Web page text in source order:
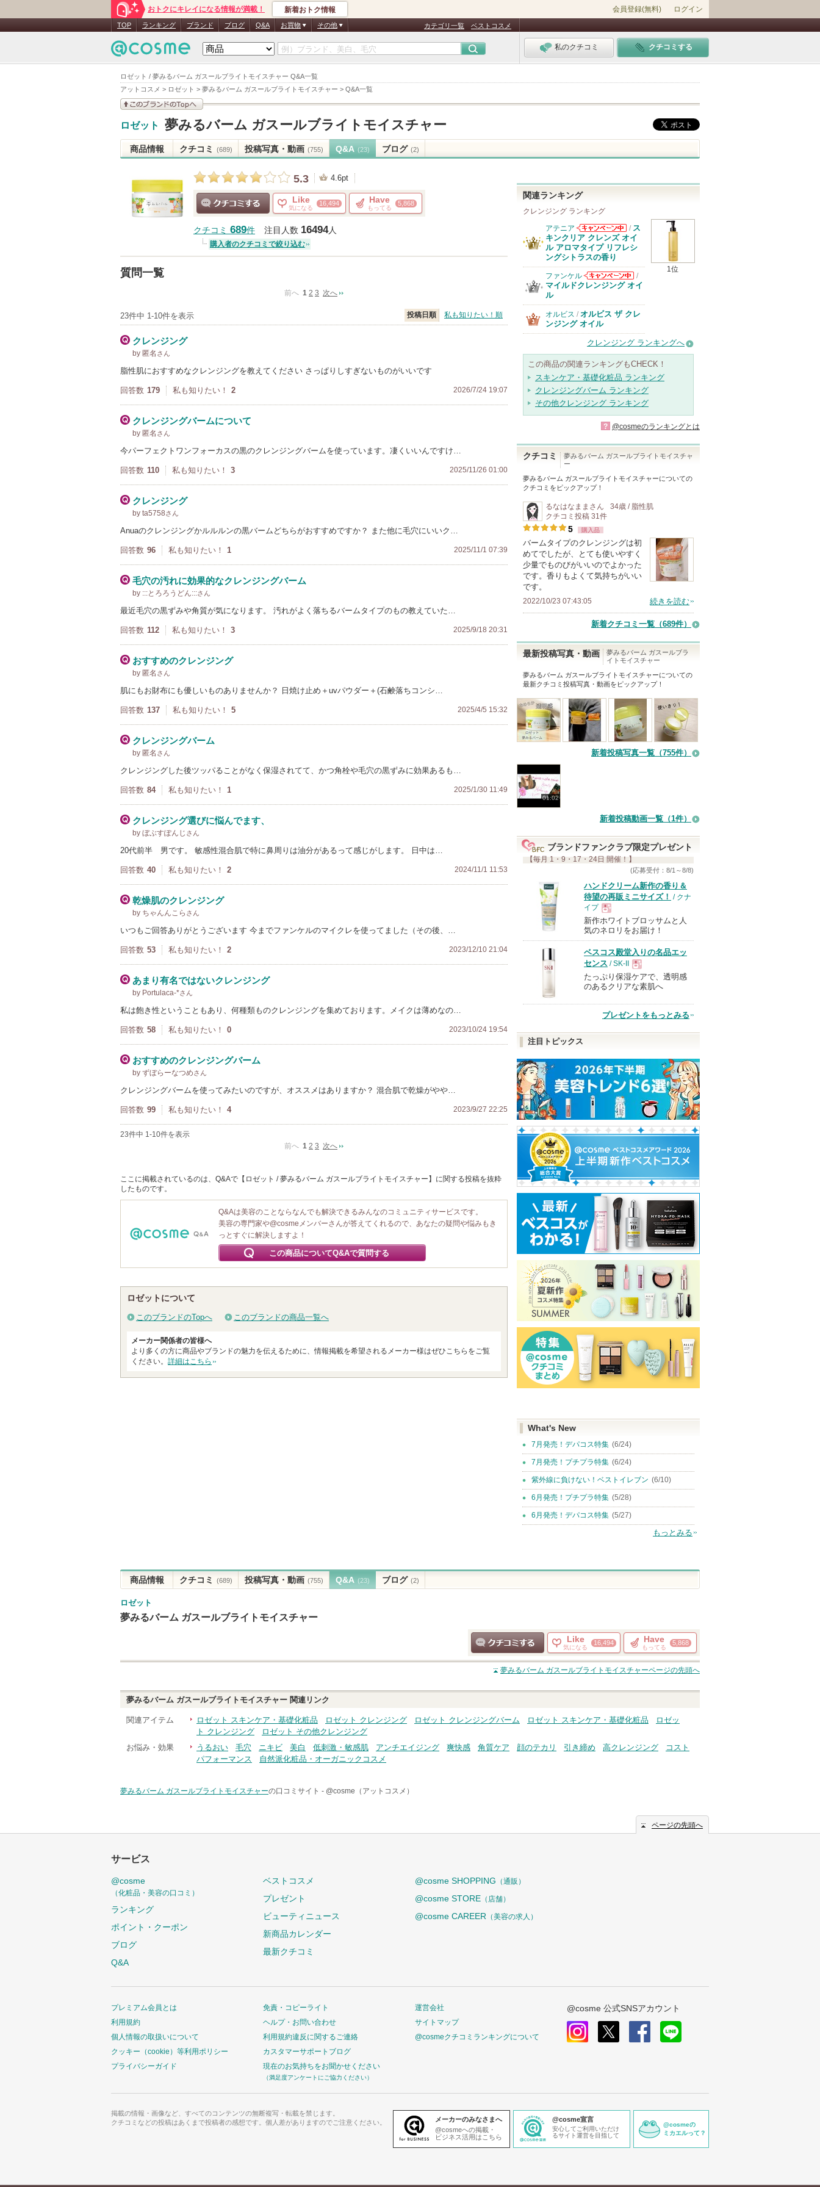
ロゼット / 夢みるバーム ガスールブライトモイスチャー Q&A一覧
アットコスメ > ロゼット > 夢みるバーム ガスールブライトモイスチャー > Q&A一覧
おトクにキレイになる情報が満載！ 新着おトク情報 会員登録(無料) ログイン
TOP ランキング ブランド ブログ Q&A お買物 その他 カテゴリ一覧 ベストコスメ
私のクチコミ クチコミする
このブランドの情報を
ロゼット 夢みるバーム ガスールブライトモイスチャー
商品情報 クチコミ (689) 投稿写真・動画 (755) Q&A (23) ブログ (2)
5.3 4.6pt
Like
気になる
16,494 Have
もってる
5,868
クチコミ 689件 注目人数 16494人
購入者のクチコミで絞り込む
質問一覧
前へ 1 2 3 次へ
23件中 1-10件を表示 投稿日順 私も知りたい！順
クレンジング
by 匿名 さん
脂性肌におすすめなクレンジングを教えてください さっぱりしすぎないものがいいです
回答数 179 私も知りたい！ 2 2026/7/24 19:07
クレンジングバームについて
by 匿名 さん
今パーフェクトワンフォーカスの黒のクレンジングバームを使っています。凄くいいんですけ…
回答数 110 私も知りたい！ 3 2025/11/26 01:00
クレンジング
by ta5758さん
Anuaのクレンジングかルルルンの黒バームどちらがおすすめですか？ また他に毛穴にいいク…
回答数 96 私も知りたい！ 1 2025/11/1 07:39
毛穴の汚れに効果的なクレンジングバーム
by :::とろろうどん:::さん
最近毛穴の黒ずみや角質が気になります。 汚れがよく落ちるバームタイプのもの教えていた…
回答数 112 私も知りたい！ 3 2025/9/18 20:31
おすすめのクレンジング
by 匿名 さん
肌にもお財布にも優しいものありませんか？ 日焼け止め＋uvパウダー＋(石鹸落ちコンシ…
回答数 137 私も知りたい！ 5 2025/4/5 15:32
クレンジングバーム
by 匿名 さん
クレンジングした後ツッパることがなく保湿されてて、かつ角栓や毛穴の黒ずみに効果あるも…
回答数 84 私も知りたい！ 1 2025/1/30 11:49
クレンジング選びに悩んでます、
by ぼぶすぽんじ さん
20代前半 男です。 敏感性混合肌で特に鼻周りは油分があるって感じがします。 日中は…
回答数 40 私も知りたい！ 2 2024/11/1 11:53
乾燥肌のクレンジング
by ちゃんんこら さん
いつもご回答ありがとうございます 今までファンケルのマイクレを使ってました（その後、…
回答数 53 私も知りたい！ 2 2023/12/10 21:04
あまり有名ではないクレンジング
by Portulaca-*さん
私は飽き性ということもあり、何種類ものクレンジングを集めております。メイクは薄めなの…
回答数 58 私も知りたい！ 0 2023/10/24 19:54
おすすめのクレンジングバーム
by ずぼらーなつめさん
クレンジングバームを使ってみたいのですが、オススメはありますか？ 混合肌で乾燥がやや…
回答数 99 私も知りたい！ 4 2023/9/27 22:25
23件中 1-10件を表示
前へ 1 2 3 次へ
ここに掲載されているのは、Q&Aで【ロゼット / 夢みるバーム ガスールブライトモイスチャー】に関する投稿を抜粋
したものです。
Q&Aは美容のことならなんでも解決できるみんなのコミュニティサービスです。
美容の専門家や@cosmeメンバーさんが答えてくれるので、あなたの疑問や悩みもき
っとすぐに解決しますよ！
この商品についてQ&Aで質問する
ロゼットについて
このブランドのTopへ このブランドの商品一覧へ
メーカー関係者の皆様へ
より多くの方に商品やブランドの魅力を伝えるために、情報掲載を希望されるメーカー様はぜひこちらをご覧
ください。 詳細はこちら
関連ランキング
クレンジング ランキング
1位
アテニア
アテニアからの
お知らせがあり
ます
/ ス
キンクリア クレンズ オイ
ル アロマタイプ リフレシ
ングシトラスの香り
ファンケル
ファンケルから
/
マイルドクレンジング オイ
ル
オルビス / オルビス ザ クレ
ンジング オイル
クレンジング ランキングへ
この商品の関連ランキングもCHECK！
スキンケア・基礎化粧品 ランキング
クレンジングバーム ランキング
その他クレンジング ランキング
? @cosmeのランキングとは
クチコミ
夢みるバーム ガスールブライトモイスチャ
ー
夢みるバーム ガスールブライトモイスチャーについての
クチコミをピックアップ！
るなはなまま さん
34歳 / 脂性肌
クチコミ投稿 31件
5 購入品
バームタイプのクレンジングは初
めてでしたが、とても使いやすく
少量でものびがいいのでよかった
です。香りもよくて気持ちがいい
です。
2022/10/23 07:43:05 続きを読む
新着クチコミ一覧 （689件）
最新投稿写真・動画
夢みるバーム ガスールブラ
イトモイスチャー
夢みるバーム ガスールブライトモイスチャーについての
最新クチコミ投稿写真・動画をピックアップ！
新着投稿写真一覧（755件）
01:02
新着投稿動画一覧（1件）
ブランドファンクラブ限定プレゼント
【毎月 1・9・17・24日 開催！】
(応募受付：8/1～8/8)
ハンドクリーム新作の香り＆
待望の再販ミニサイズ！ / クナ
イプ
現
品
新作ホワイトブロッサムと人
気のネロリをお届け！
ベスコス殿堂入りの名品エッ
センス / SK-II
現
品
たっぷり保湿ケアで、透明感
のあるクリアな素肌へ
プレゼントをもっとみる
注目トピックス
What's New
7月発売！デパコス特集 (6/24)
7月発売！プチプラ特集 (6/24)
紫外線に負けない！ベストイレブン (6/10)
6月発売！プチプラ特集 (5/28)
6月発売！デパコス特集 (5/27)
もっとみる
商品情報 クチコミ (689) 投稿写真・動画 (755) Q&A (23) ブログ (2)
ロゼット
夢みるバーム ガスールブライトモイスチャー
クチコミする
Like
気になる
16,494 Have
もってる
5,868
夢みるバーム ガスールブライトモイスチャーページの先頭へ
夢みるバーム ガスールブライトモイスチャー 関連リンク
関連アイテム ロゼット スキンケア・基礎化粧品 ロゼット クレンジング ロゼット クレンジングバーム ロゼット スキンケア・基礎化粧品
ロゼッ
ト クレンジング
ロゼット その他クレンジング
お悩み・効果
うるおい 毛穴 ニキビ 美白 低刺激・敏感肌 アンチエイジング 爽快感 角質ケア 顔のテカリ 引き締め 高クレンジング
コスト
パフォーマンス
自然派化粧品・オーガニックコスメ
夢みるバーム ガスールブライトモイスチャーの口コミサイト - @cosme（アットコスメ）
ページの先頭へ
サービス
@cosme
（化粧品・美容の口コミ）
ランキング
ポイント・クーポン
ブログ
Q&A
ベストコスメ
プレゼント
ビューティニュース
新商品カレンダー
最新クチコミ
@cosme SHOPPING （通販）
@cosme STORE （店舗）
@cosme CAREER （美容の求人）
プレミアム会員とは
利用規約
個人情報の取扱いについて
クッキー（cookie）等利用ポリシー
プライバシーガイド
免責・コピーライト
ヘルプ・お問い合わせ
利用規約違反に関するご連絡
カスタマーサポートブログ
現在のお気持ちをお聞かせください
（満足度アンケートにご協力ください）
運営会社
サイトマップ
@cosmeクチコミランキングについて
@cosme 公式SNSアカウント
掲載の情報・画像など、すべてのコンテンツの無断複写・転載を禁じます。
クチコミなどの投稿はあくまで投稿者の感想です。個人差がありますのでご注意ください。
メーカーのみなさまへ
@cosmeへの掲載・
ビジネス活用はこちら
@cosme宣言
安心してご利用いただけ
るサイト運営を目指して
@cosmeの
ミカエルって？